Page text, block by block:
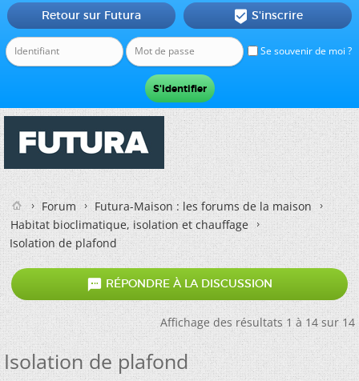
Se souvenir de moi ?
Retour sur Futura  S'inscrire
Forum
Futura-Maison : les forums de la maison
Habitat bioclimatique, isolation et chauffage
Isolation de plafond
 RÉPONDRE À LA DISCUSSION
Affichage des résultats 1 à 14 sur 14
Isolation de plafond